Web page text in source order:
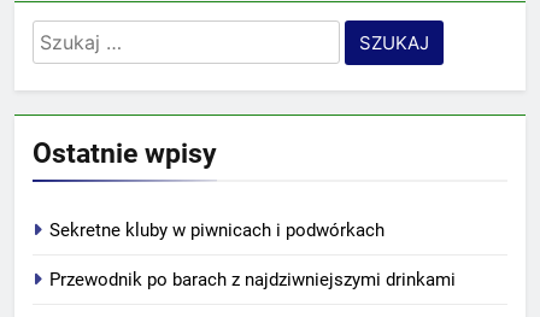
Szukaj:
Ostatnie wpisy
Sekretne kluby w piwnicach i podwórkach
Przewodnik po barach z najdziwniejszymi drinkami